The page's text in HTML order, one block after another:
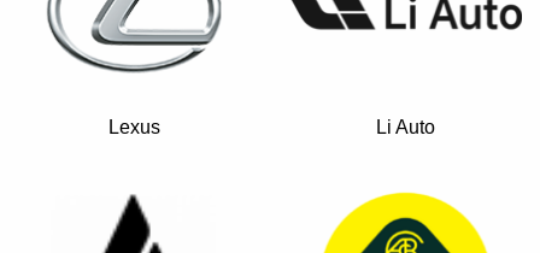
Lexus Li Auto